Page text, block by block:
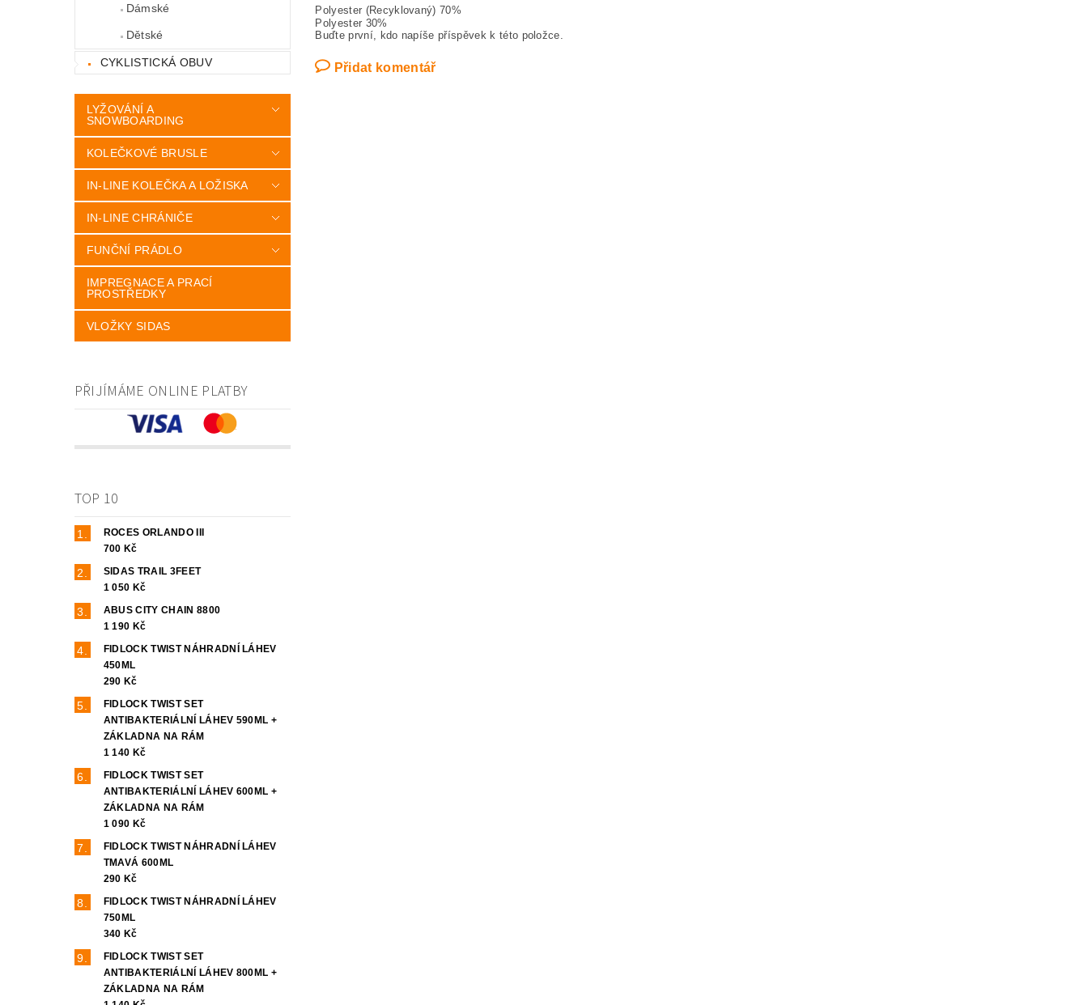
Dámské
Dětské
CYKLISTICKÁ OBUV
LYŽOVÁNÍ A
SNOWBOARDING
KOLEČKOVÉ BRUSLE
IN-LINE KOLEČKA A LOŽISKA
IN-LINE CHRÁNIČE
FUNČNÍ PRÁDLO
IMPREGNACE A PRACÍ
PROSTŘEDKY
VLOŽKY SIDAS
PŘIJÍMÁME ONLINE PLATBY
TOP 10
ROCES ORLANDO III
700 Kč
SIDAS TRAIL 3FEET
1 050 Kč
ABUS CITY CHAIN 8800
1 190 Kč
FIDLOCK TWIST NÁHRADNÍ LÁHEV
450ML
290 Kč
FIDLOCK TWIST SET
ANTIBAKTERIÁLNÍ LÁHEV 590ML +
ZÁKLADNA NA RÁM
1 140 Kč
FIDLOCK TWIST SET
ANTIBAKTERIÁLNÍ LÁHEV 600ML +
ZÁKLADNA NA RÁM
1 090 Kč
FIDLOCK TWIST NÁHRADNÍ LÁHEV
TMAVÁ 600ML
290 Kč
FIDLOCK TWIST NÁHRADNÍ LÁHEV
750ML
340 Kč
FIDLOCK TWIST SET
ANTIBAKTERIÁLNÍ LÁHEV 800ML +
ZÁKLADNA NA RÁM
Polyester (Recyklovaný) 70%
Polyester 30%
Buďte první, kdo napíše příspěvek k této položce.
Přidat komentář